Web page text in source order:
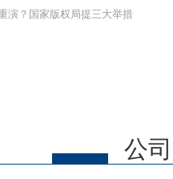
演？国家版权局提三大举措
公